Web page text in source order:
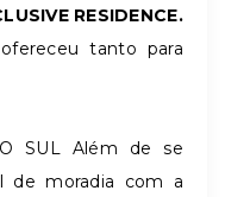
RESIDENCE.
tanto para
SUL Além de se
de moradia com a